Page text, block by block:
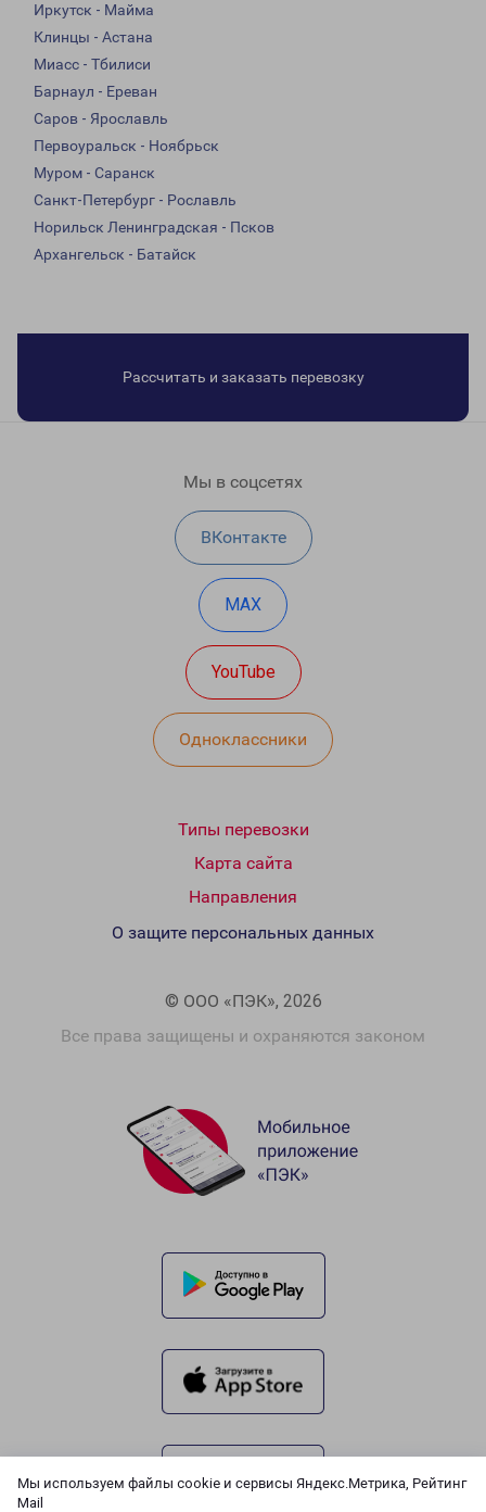
Мы используем файлы cookie и сервисы Яндекс.Метрика, Рейтинг
Mail
Иркутск - Майма
Клинцы - Астана
Миасс - Тбилиси
Барнаул - Ереван
Саров - Ярославль
Первоуральск - Ноябрьск
Муром - Саранск
Санкт-Петербург - Рославль
Норильск Ленинградская - Псков
Архангельск - Батайск
Рассчитать и заказать перевозку
Мы в соцсетях
ВКонтакте
MAX
YouTube
Одноклассники
Типы перевозки
Карта сайта
Направления
© ООО «ПЭК», 2026
Все права защищены и охраняются законом
О защите персональных данных